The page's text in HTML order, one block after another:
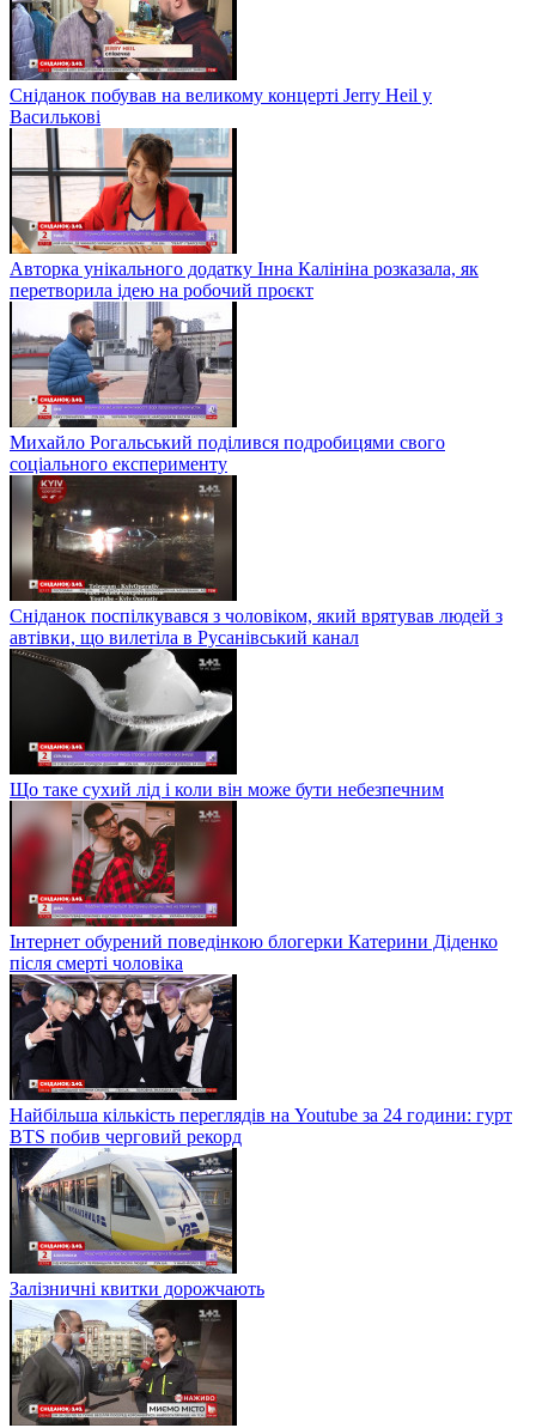
Сніданок побував на великому концерті Jerry Heil у
Василькові
Авторка унікального додатку Інна Калініна розказала, як
перетворила ідею на робочий проєкт
Михайло Рогальський поділився подробицями свого
соціального експерименту
Сніданок поспілкувався з чоловіком, який врятував людей з
автівки, що вилетіла в Русанівський канал
Що таке сухий лід і коли він може бути небезпечним
Інтернет обурений поведінкою блогерки Катерини Діденко
після смерті чоловіка
Найбільша кількість переглядів на Youtube за 24 години: гурт
BTS побив черговий рекорд
Залізничні квитки дорожчають